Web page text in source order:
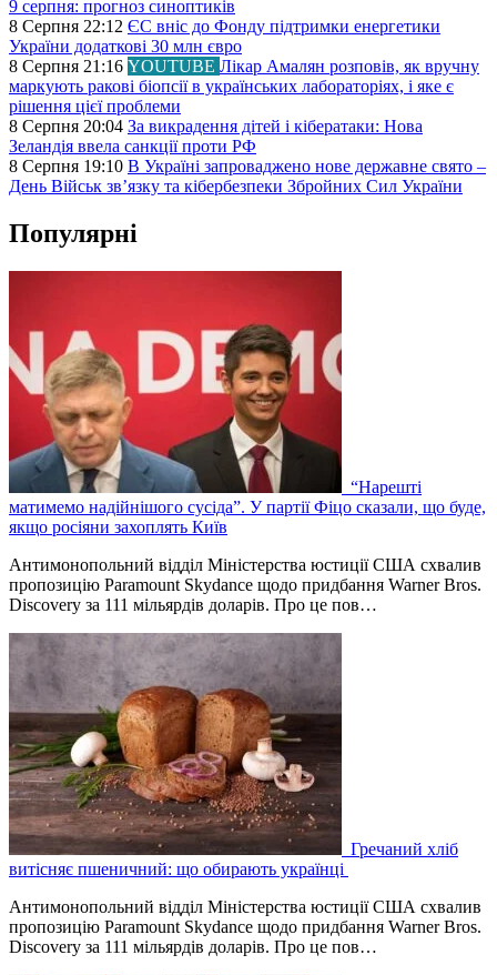
9 серпня: прогноз синоптиків
8 Серпня 22:12 ЄС вніс до Фонду підтримки енергетики
України додаткові 30 млн євро
8 Серпня 21:16 YOUTUBE Лікар Амалян розповів, як вручну
маркують ракові біопсії в українських лабораторіях, і яке є
рішення цієї проблеми
8 Серпня 20:04 За викрадення дітей і кібератаки: Нова
Зеландія ввела санкції проти РФ
8 Серпня 19:10 В Україні запроваджено нове державне свято –
День Військ звʼязку та кібербезпеки Збройних Сил України
Популярні
“Нарешті
матимемо надійнішого сусіда”. У партії Фіцо сказали, що буде,
якщо росіяни захоплять Київ
Антимонопольний відділ Міністерства юстиції США схвалив
пропозицію Paramount Skydance щодо придбання Warner Bros.
Discovery за 111 мільярдів доларів. Про це пов…
Гречаний хліб
витісняє пшеничний: що обирають українці
Антимонопольний відділ Міністерства юстиції США схвалив
пропозицію Paramount Skydance щодо придбання Warner Bros.
Discovery за 111 мільярдів доларів. Про це пов…